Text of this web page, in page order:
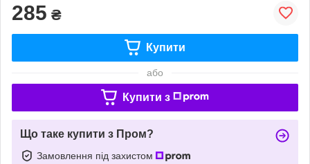
285 ₴
Купити
або
Купити з
Що таке купити з Пром?
Замовлення під захистом